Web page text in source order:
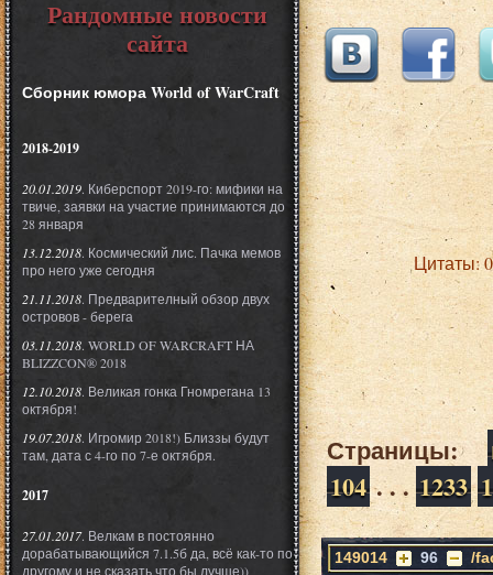
Рандомные новости
сайта
Сборник юмора World of WarCraft
2018-2019
20.01.2019. Киберспорт 2019-го: мифики на
твиче, заявки на участие принимаются до
28 января
13.12.2018. Космический лис. Пачка мемов
про него уже сегодня
21.11.2018. Предварителный обзор двух
островов - берега
03.11.2018. WORLD OF WARCRAFT НА
BLIZZCON® 2018
12.10.2018. Великая гонка Гномрегана 13
октября!
19.07.2018. Игромир 2018!) Близзы будут
там, дата с 4-го по 7-е октября.
2017
27.01.2017. Велкам в постоянно
дорабатывающийся 7.1.5б да, всё как-то по
другому и не сказать что бы лучше))
Цитаты:
Страницы:
104. . . 1233
149014 96 /